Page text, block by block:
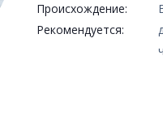
Происхождение:
Рекомендуется: